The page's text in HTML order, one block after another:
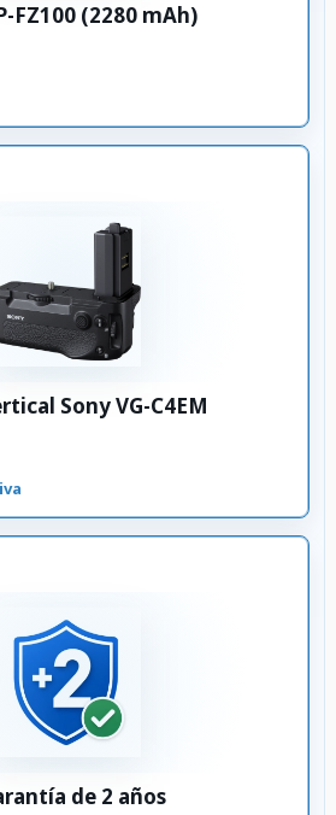
FZ100 (2280 mAh)
Sony VG-C4EM
de 2 años